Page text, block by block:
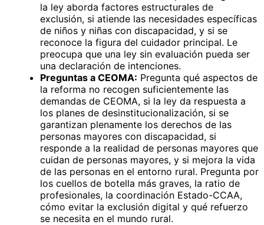
la ley aborda factores estructurales de
exclusión, si atiende las necesidades específicas
de niños y niñas con discapacidad, y si se
reconoce la figura del cuidador principal. Le
preocupa que una ley sin evaluación pueda ser
una declaración de intenciones.
Preguntas a CEOMA: Pregunta qué aspectos de
la reforma no recogen suficientemente las
demandas de CEOMA, si la ley da respuesta a
los planes de desinstitucionalización, si se
garantizan plenamente los derechos de las
personas mayores con discapacidad, si
responde a la realidad de personas mayores que
cuidan de personas mayores, y si mejora la vida
de las personas en el entorno rural. Pregunta por
los cuellos de botella más graves, la ratio de
profesionales, la coordinación Estado-CCAA,
cómo evitar la exclusión digital y qué refuerzo
se necesita en el mundo rural.